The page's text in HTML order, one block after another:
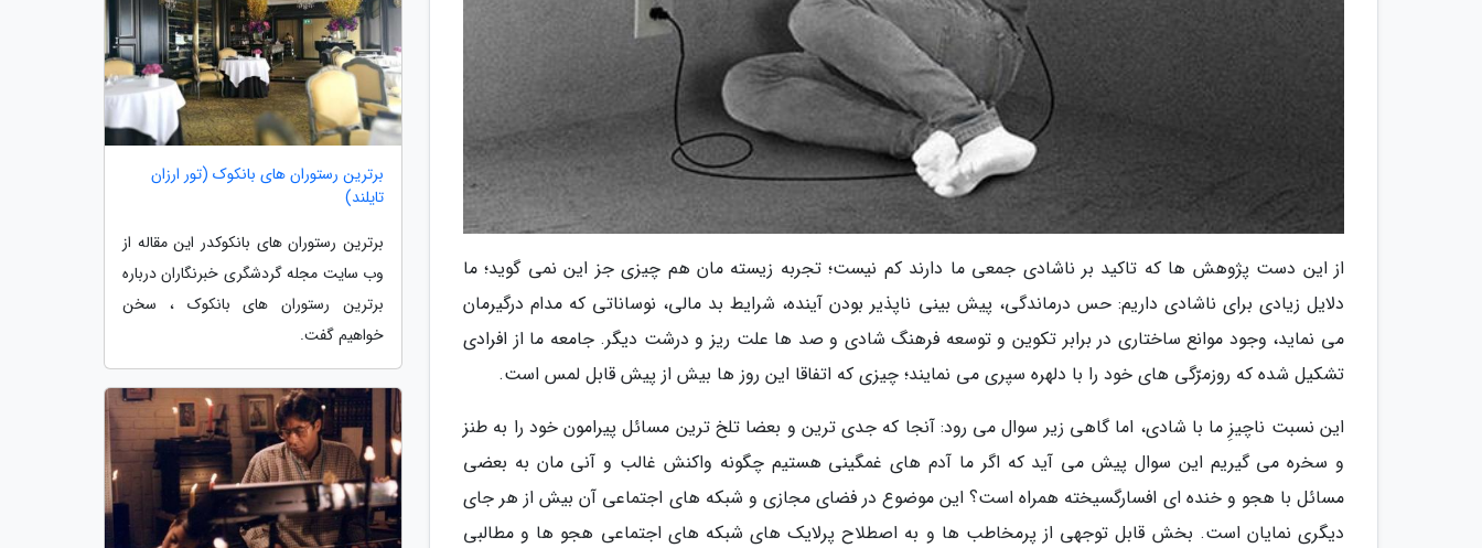
از این دست پژوهش ها که تاکید بر ناشادی جمعی ما دارند کم نیست؛ تجربه زیسته مان هم چیزی جز این نمی گوید؛ ما
دلایل زیادی برای ناشادی داریم: حس درماندگی، پیش بینی ناپذیر بودن آینده، شرایط بد مالی، نوساناتی که مدام درگیرمان
می نماید، وجود موانع ساختاری در برابر تکوین و توسعه فرهنگ شادی و صد ها علت ریز و درشت دیگر. جامعه ما از افرادی
تشکیل شده که روزمرّگی های خود را با دلهره سپری می نمایند؛ چیزی که اتفاقا این روز ها بیش از پیش قابل لمس است.
این نسبت ناچیزِ ما با شادی، اما گاهی زیر سوال می رود: آنجا که جدی ترین و بعضا تلخ ترین مسائل پیرامون خود را به طنز
و سخره می گیریم این سوال پیش می آید که اگر ما آدم های غمگینی هستیم چگونه واکنش غالب و آنی مان به بعضی
مسائل با هجو و خنده ای افسارگسیخته همراه است؟ این موضوع در فضای مجازی و شبکه های اجتماعی آن بیش از هر جای
دیگری نمایان است. بخش قابل توجهی از پرمخاطب ها و به اصطلاح پرلایک های شبکه های اجتماعی هجو ها و مطالبی
برترین رستوران های بانکوک (تور ارزان
تایلند)
برترین رستوران های بانکوکدر این مقاله از
وب سایت مجله گردشگری خبرنگاران درباره
برترین رستوران های بانکوک ، سخن
خواهیم گفت.